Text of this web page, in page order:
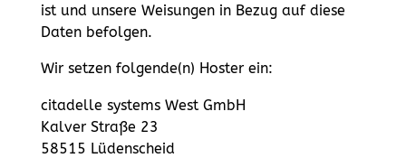
ist und unsere Weisungen in Bezug auf diese
Daten befolgen.
Wir setzen folgende(n) Hoster ein:
citadelle systems West GmbH
Kalver Straße 23
58515 Lüdenscheid